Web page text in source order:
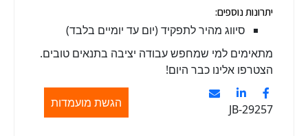
יתרונות נוספים:
סיווג מהיר לתפקיד (יום עד יומיים בלבד)
מתאימים למי שמחפש עבודה יציבה בתנאים טובים.
הצטרפו אלינו כבר היום!
JB-29257 הגשת מועמדות